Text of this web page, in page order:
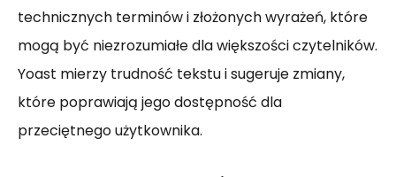
technicznych terminów i złożonych wyrażeń, które
mogą być niezrozumiałe dla większości czytelników.
Yoast mierzy trudność tekstu i sugeruje zmiany,
które poprawiają jego dostępność dla
przeciętnego użytkownika.